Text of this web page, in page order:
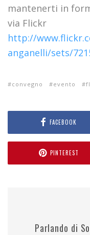
mantenerti in
via Flickr
http://
anganelli/sets/
convegno evento
FACEBOOK
PINTEREST
Parlando di